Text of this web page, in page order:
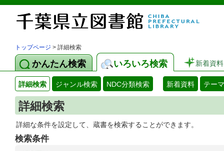
トップページ > 詳細検索
かんたん検索 いろいろ検索 新着資料
詳細検索 ジャンル検索 NDC分類検索 新着資料 テー
詳細検索
詳細な条件を設定して、蔵書を検索することができます。
検索条件